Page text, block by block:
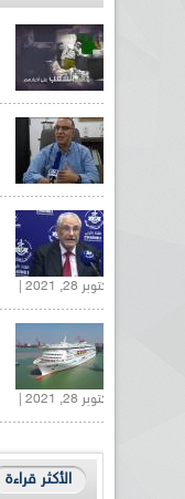
أكتوبر 28, 2021 |
أكتوبر 28, 2021 |
الأكثر قراءة